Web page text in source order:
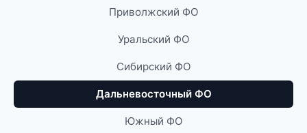
Приволжский ФО
Уральский ФО
Сибирский ФО
Дальневосточный ФО
Южный ФО